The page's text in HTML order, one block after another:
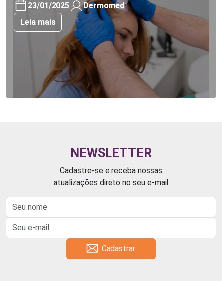
23/01/2025
Dermomed
Leia mais
NEWSLETTER
Cadastre-se e receba nossas
atualizações direto no seu e-mail
Cadastrar